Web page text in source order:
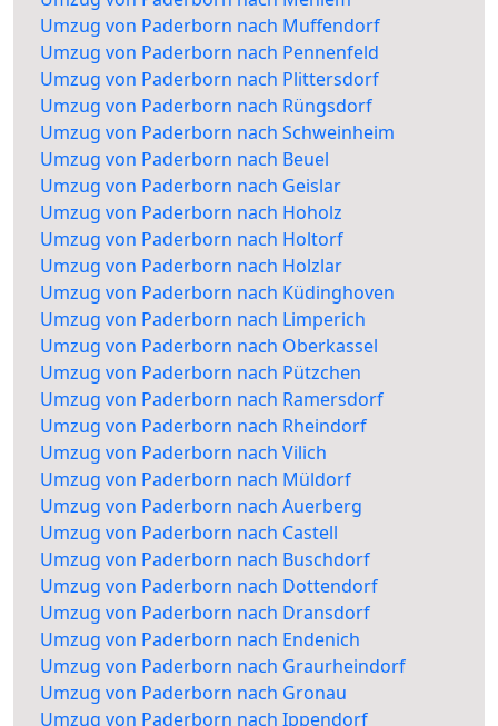
Umzug von Paderborn nach Muffendorf
Umzug von Paderborn nach Pennenfeld
Umzug von Paderborn nach Plittersdorf
Umzug von Paderborn nach Rüngsdorf
Umzug von Paderborn nach Schweinheim
Umzug von Paderborn nach Beuel
Umzug von Paderborn nach Geislar
Umzug von Paderborn nach Hoholz
Umzug von Paderborn nach Holtorf
Umzug von Paderborn nach Holzlar
Umzug von Paderborn nach Küdinghoven
Umzug von Paderborn nach Limperich
Umzug von Paderborn nach Oberkassel
Umzug von Paderborn nach Pützchen
Umzug von Paderborn nach Ramersdorf
Umzug von Paderborn nach Rheindorf
Umzug von Paderborn nach Vilich
Umzug von Paderborn nach Müldorf
Umzug von Paderborn nach Auerberg
Umzug von Paderborn nach Castell
Umzug von Paderborn nach Buschdorf
Umzug von Paderborn nach Dottendorf
Umzug von Paderborn nach Dransdorf
Umzug von Paderborn nach Endenich
Umzug von Paderborn nach Graurheindorf
Umzug von Paderborn nach Gronau
Umzug von Paderborn nach Ippendorf